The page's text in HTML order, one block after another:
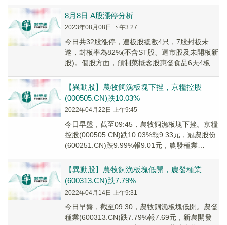
8月8日 A股漲停分析
2023年08月08日 下午3:27
今日共32股漲停，連板股總數4只，7股封板未
遂，封板率為82%(不含ST股、退市股及未開板新
股)。個股方面，預制菜概念股惠發食品6天4板，
【異動股】農牧飼漁板塊下挫，京糧控股
(000505.CN)跌10.03%
2022年04月22日 上午9:45
今日早盤，截至09:45，農牧飼漁板塊下挫。京糧
控股(000505.CN)跌10.03%報9.33元，冠農股份
(600251.CN)跌9.99%報9.01元，農發種業
【異動股】農牧飼漁板塊低開，農發種業
(600313.CN)跌7.79%
2022年04月14日 上午9:31
今日早盤，截至09:30，農牧飼漁板塊低開。農發
種業(600313.CN)跌7.79%報7.69元，新農開發